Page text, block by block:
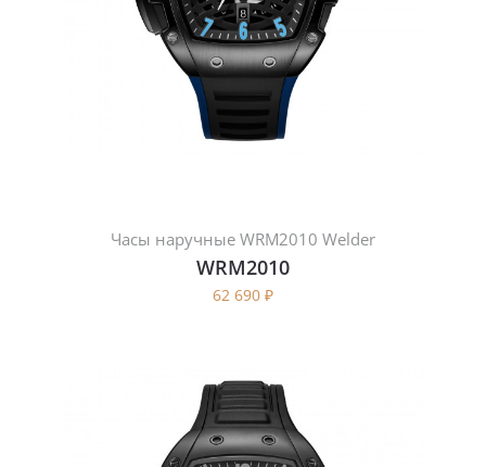
Часы наручные WRM2010 Welder
WRM2010
62 690 ₽